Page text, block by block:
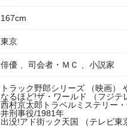
167cm
東京
俳優 、司会者・ＭＣ 、小説家
トラック野郎シリーズ （映画）
なるほど!ザ・ワールド （フジテ
西村京太郎トラベルミステリー
井刑事役/1981年
出没!アド街ック天国 （テレビ東